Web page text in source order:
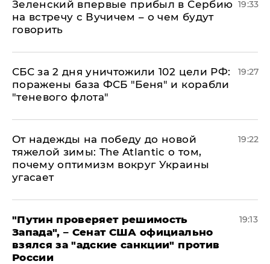
Зеленский впервые прибыл в Сербию
на встречу с Вучичем – о чем будут
говорить
19:33
СБС за 2 дня уничтожили 102 цели РФ:
поражены база ФСБ "Беня" и корабли
"теневого флота"
19:27
От надежды на победу до новой
тяжелой зимы: The Atlantic о том,
почему оптимизм вокруг Украины
угасает
19:22
"Путин проверяет решимость
Запада", – Сенат США официально
взялся за "адские санкции" против
России
19:13